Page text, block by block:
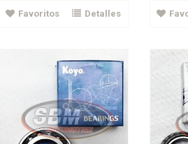
Favoritos Detalles
Agregar al carrito